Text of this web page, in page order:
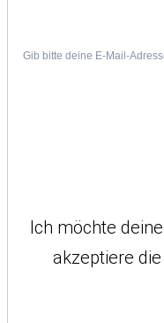
Gib bitte deine E-Mail-
Ich möchte
akzeptiere